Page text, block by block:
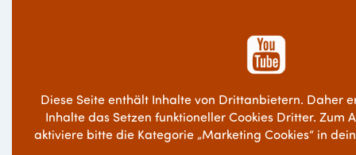
Diese Seite enthält Inhalte von Drittanbietern. Daher
Inhalte das Setzen funktioneller Cookies Dritter. Zum
aktiviere bitte die Kategorie „Marketing Cookies“ in